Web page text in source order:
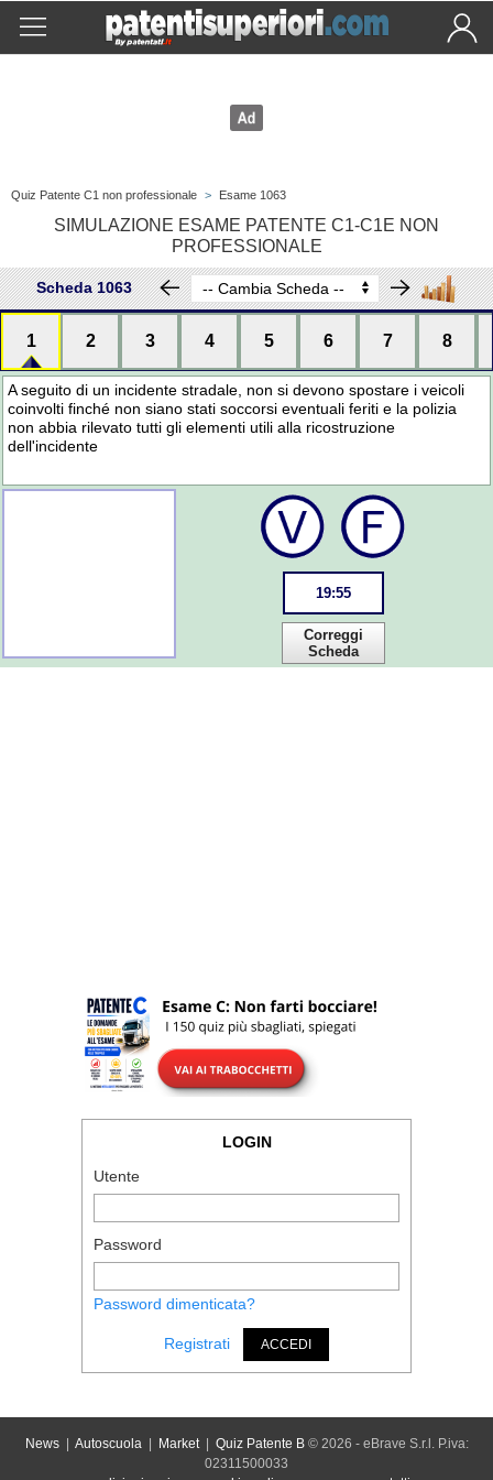
Quiz Patente C1 non professionale > Esame 1063
SIMULAZIONE ESAME PATENTE C1-C1E NON
PROFESSIONALE
Scheda 1063
1 2 3 4 5 6 7 8
A seguito di un incidente stradale, non si devono spostare i veicoli
coinvolti finché non siano stati soccorsi eventuali feriti e la polizia
non abbia rilevato tutti gli elementi utili alla ricostruzione
dell'incidente
19:55
Correggi
Scheda
LOGIN
Utente
Password
Password dimenticata?
Registrati ACCEDI
News| Autoscuola| Market| Quiz Patente B© 2026 - eBrave S.r.l. P.iva:
02311500033